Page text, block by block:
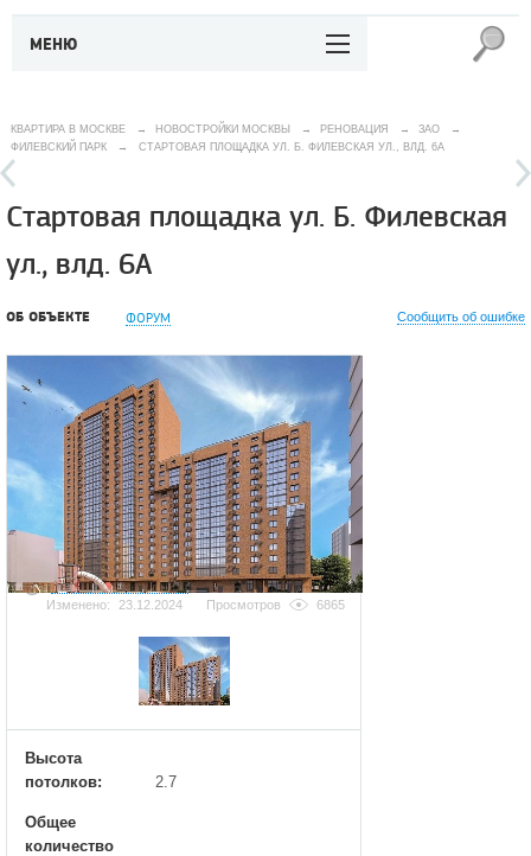
МЕНЮ
КВАРТИРА В МОСКВЕ → НОВОСТРОЙКИ МОСКВЫ → РЕНОВАЦИЯ → ЗАО
→
ФИЛЕВСКИЙ ПАРК
→ СТАРТОВАЯ ПЛОЩАДКА УЛ. Б. ФИЛЕВСКАЯ УЛ., ВЛД. 6А
Стартовая площадка ул. Б. Филевская
ул., влд. 6А
ОБ ОБЪЕКТЕ ФОРУМ Сообщить об ошибке
Добавить фотографию
Изменено:
23.12.2024 Просмотров 6865
Высота
потолков:
2.7
Общее
количество